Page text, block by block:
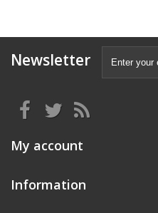
Newsletter
My account
Information